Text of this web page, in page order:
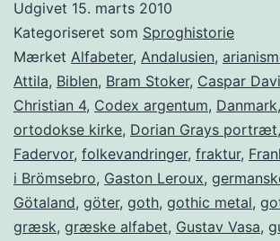
Udgivet 15. marts 2010
Kategoriseret som Sproghistorie
Mærket Alfabeter, Andalusien,
Attila, Biblen, Bram Stoker, Caspar
Christian 4, Codex argentum, Danmark,
ortodokse kirke, Dorian Grays portræt,
Fadervor, folkevandringer, fraktur,
i Brömsebro, Gaston Leroux,
Götaland, göter, goth, gothic metal,
græsk, græske alfabet, Gustav Vasa,